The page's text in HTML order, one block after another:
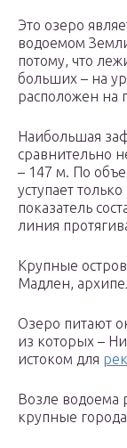
Это озеро
водоемом
потому, что
больших – на
расположен на
Наибольшая
сравнительно
– 147 м. По
уступает
показатель
линия
Крупные
Мадлен,
Озеро питают
из которых –
истоком для
Возле водоема
крупные